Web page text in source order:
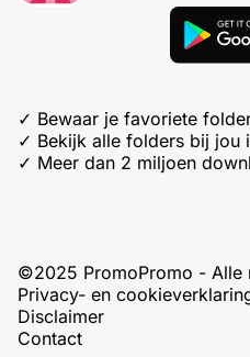
✓ Bewaar je favoriete
✓ Bekijk alle folders bij jou
✓ Meer dan 2 miljoen
©2025 PromoPromo - Alle
Privacy- en
Disclaimer
Contact